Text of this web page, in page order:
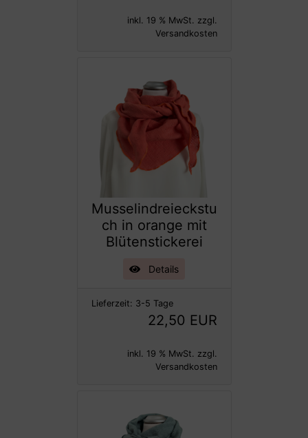
inkl. 19 % MwSt. zzgl.
Versandkosten
Musselindreieckstu
ch in orange mit
Blütenstickerei
Details
Lieferzeit: 3-5 Tage
22,50 EUR
inkl. 19 % MwSt. zzgl.
Versandkosten